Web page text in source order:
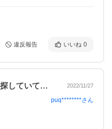
違反報告 いいね 0
Sサイズのスーツケースを探していていま… 2022/11/27
puq********さん